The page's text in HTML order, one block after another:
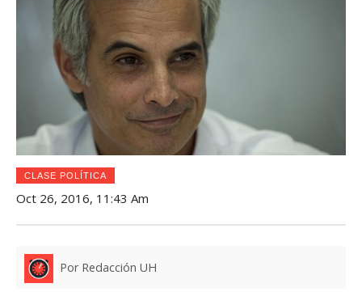
CLASE POLÍTICA
Oct 26, 2016, 11:43 Am
Por Redacción UH